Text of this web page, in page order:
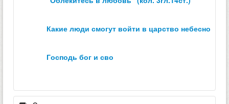
какие люди смогут войти в царство небесное？
господь бог и сво